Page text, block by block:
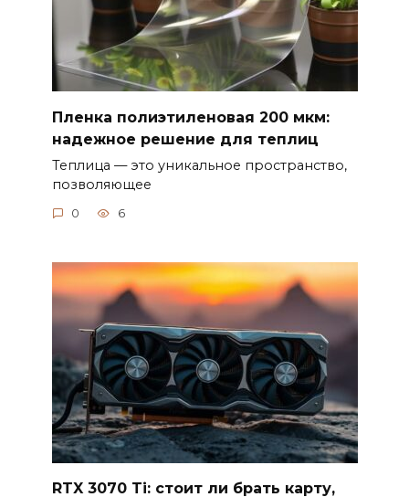
Пленка полиэтиленовая 200 мкм:
надежное решение для теплиц
Теплица — это уникальное пространство,
позволяющее
0 6
RTX 3070 Ti: стоит ли брать карту,